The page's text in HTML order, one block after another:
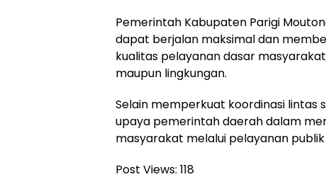
Pemerintah Kabupaten Parigi
dapat berjalan maksimal dan
kualitas pelayanan dasar
maupun lingkungan.
Selain memperkuat koordinasi
upaya pemerintah daerah dalam
masyarakat melalui pelayanan
Post Views: 118